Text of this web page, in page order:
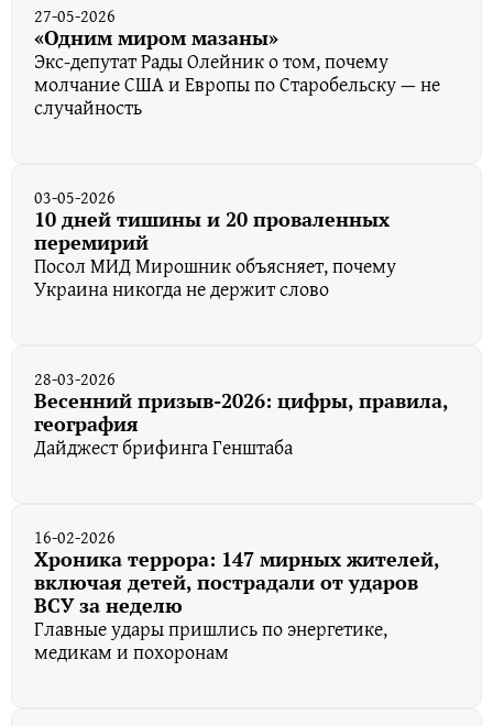
27-05-2026
«Одним миром мазаны»
Экс-депутат Рады Олейник о том, почему
молчание США и Европы по Старобельску — не
случайность
03-05-2026
10 дней тишины и 20 проваленных
перемирий
Посол МИД Мирошник объясняет, почему
Украина никогда не держит слово
28-03-2026
Весенний призыв-2026: цифры, правила,
география
Дайджест брифинга Генштаба
16-02-2026
Хроника террора: 147 мирных жителей,
включая детей, пострадали от ударов
ВСУ за неделю
Главные удары пришлись по энергетике,
медикам и похоронам